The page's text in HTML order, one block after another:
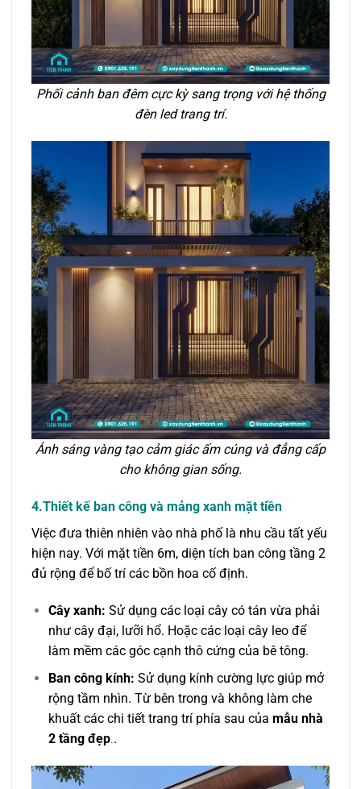
Phối cảnh ban đêm cực kỳ sang trọng với hệ thống
đèn led trang trí.
Ánh sáng vàng tạo cảm giác ấm cúng và đẳng cấp
cho không gian sống.
4.Thiết kế ban công và mảng xanh mặt tiền
Việc đưa thiên nhiên vào nhà phố là nhu cầu tất yếu
hiện nay. Với mặt tiền 6m, diện tích ban công tầng 2
đủ rộng để bố trí các bồn hoa cố định.
Cây xanh: Sử dụng các loại cây có tán vừa phải
như cây đại, lưỡi hổ. Hoặc các loại cây leo để
làm mềm các góc cạnh thô cứng của bê tông.
Ban công kính: Sử dụng kính cường lực giúp mở
rộng tầm nhìn. Từ bên trong và không làm che
khuất các chi tiết trang trí phía sau của mẫu nhà
2 tầng đẹp..